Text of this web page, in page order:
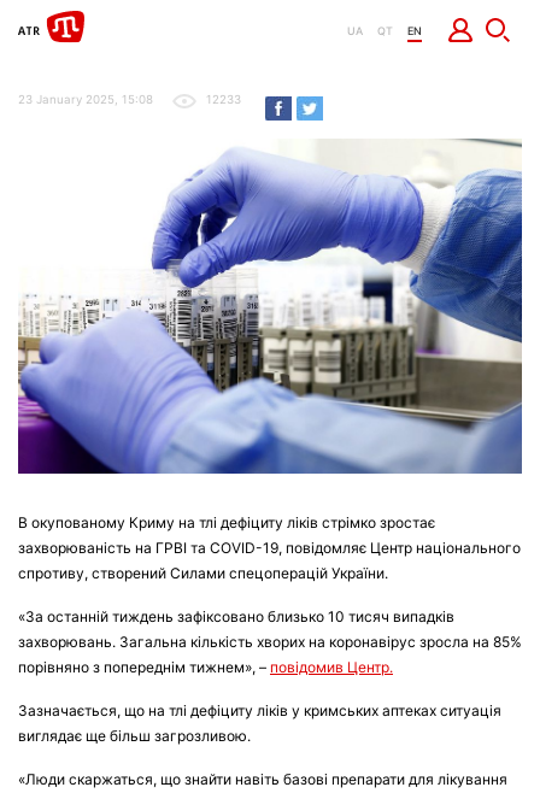
UA QT EN
23 January 2025, 15:08 12233
В окупованому Криму на тлі дефіциту ліків стрімко зростає
захворюваність на ГРВІ та COVID-19, повідомляє Центр національного
спротиву, створений Силами спецоперацій України.
«За останній тиждень зафіксовано близько 10 тисяч випадків
захворювань. Загальна кількість хворих на коронавірус зросла на 85%
порівняно з попереднім тижнем», – повідомив Центр.
Зазначається, що на тлі дефіциту ліків у кримських аптеках ситуація
виглядає ще більш загрозливою.
«Люди скаржаться, що знайти навіть базові препарати для лікування